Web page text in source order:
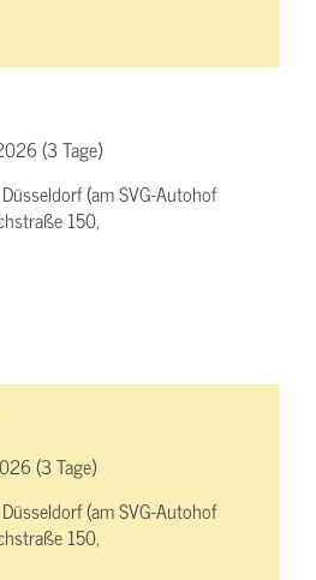
(3 Tage)
(am SVG-Autohof
150,
(3 Tage)
(am SVG-Autohof
150,